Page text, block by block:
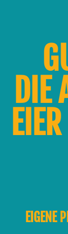
DIE
EIGENE